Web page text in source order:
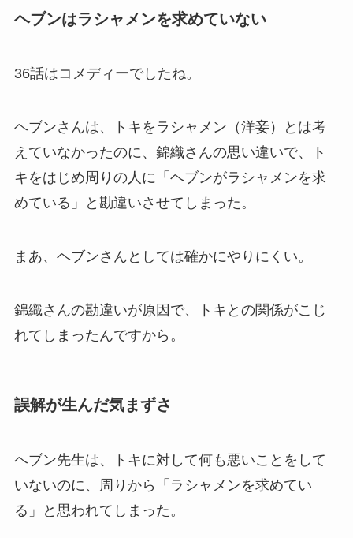
ヘブンはラシャメンを求めていない
36話はコメディーでしたね。
ヘブンさんは、トキをラシャメン（洋妾）とは考
えていなかったのに、錦織さんの思い違いで、ト
キをはじめ周りの人に「ヘブンがラシャメンを求
めている」と勘違いさせてしまった。
まあ、ヘブンさんとしては確かにやりにくい。
錦織さんの勘違いが原因で、トキとの関係がこじ
れてしまったんですから。
誤解が生んだ気まずさ
ヘブン先生は、トキに対して何も悪いことをして
いないのに、周りから「ラシャメンを求めてい
る」と思われてしまった。